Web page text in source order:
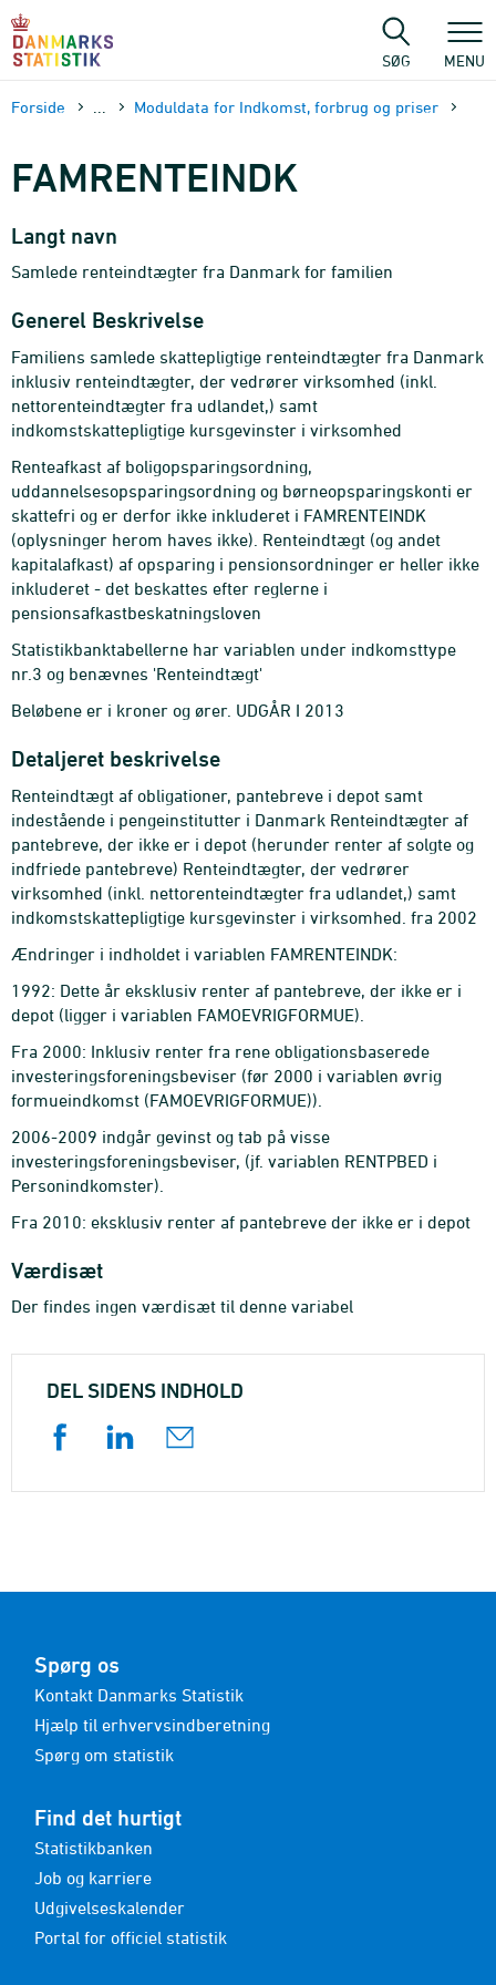
sidens
SØG MENU
Forside Moduldata for Indkomst, forbrug og priser
FAMRENTEINDK
Langt navn
Samlede renteindtægter fra Danmark for familien
Generel Beskrivelse
Familiens samlede skattepligtige renteindtægter fra Danmark
inklusiv renteindtægter, der vedrører virksomhed (inkl.
nettorenteindtægter fra udlandet,) samt
indkomstskattepligtige kursgevinster i virksomhed
Renteafkast af boligopsparingsordning,
uddannelsesopsparingsordning og børneopsparingskonti er
skattefri og er derfor ikke inkluderet i FAMRENTEINDK
(oplysninger herom haves ikke). Renteindtægt (og andet
kapitalafkast) af opsparing i pensionsordninger er heller ikke
inkluderet - det beskattes efter reglerne i
pensionsafkastbeskatningsloven
Statistikbanktabellerne har variablen under indkomsttype
nr.3 og benævnes 'Renteindtægt'
Beløbene er i kroner og ører. UDGÅR I 2013
Detaljeret beskrivelse
Renteindtægt af obligationer, pantebreve i depot samt
indestående i pengeinstitutter i Danmark Renteindtægter af
pantebreve, der ikke er i depot (herunder renter af solgte og
indfriede pantebreve) Renteindtægter, der vedrører
virksomhed (inkl. nettorenteindtægter fra udlandet,) samt
indkomstskattepligtige kursgevinster i virksomhed. fra 2002
Ændringer i indholdet i variablen FAMRENTEINDK:
1992: Dette år eksklusiv renter af pantebreve, der ikke er i
depot (ligger i variablen FAMOEVRIGFORMUE).
Fra 2000: Inklusiv renter fra rene obligationsbaserede
investeringsforeningsbeviser (før 2000 i variablen øvrig
formueindkomst (FAMOEVRIGFORMUE)).
2006-2009 indgår gevinst og tab på visse
investeringsforeningsbeviser, (jf. variablen RENTPBED i
Personindkomster).
Fra 2010: eksklusiv renter af pantebreve der ikke er i depot
Værdisæt
Der findes ingen værdisæt til denne variabel
DEL SIDENS INDHOLD
Spørg os
Kontakt Danmarks Statistik
Hjælp til erhvervsindberetning
Spørg om statistik
Find det hurtigt
Statistikbanken
Job og karriere
Udgivelseskalender
Portal for officiel statistik